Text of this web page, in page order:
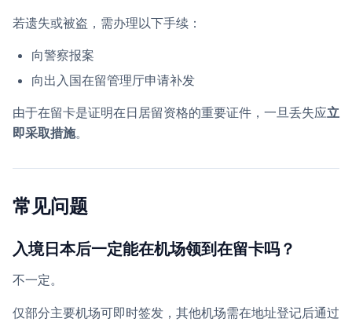
若遗失或被盗，需办理以下手续：
向警察报案
向出入国在留管理厅申请补发
由于在留卡是证明在日居留资格的重要证件，一旦丢失应立
即采取措施。
常见问题
入境日本后一定能在机场领到在留卡吗？
不一定。
仅部分主要机场可即时签发，其他机场需在地址登记后通过